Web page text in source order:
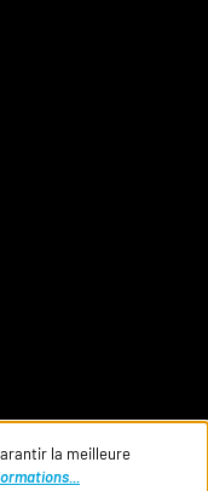
la meilleure